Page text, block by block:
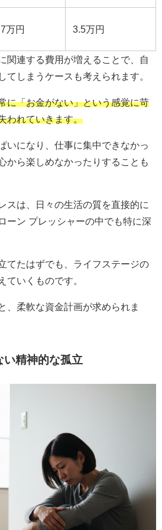
7万円 3.5万円
関連する費用が増えることで、自
てしまうケースも考えられます。
に「お金がない」という感覚に苛
われていきます。
いになり、仕事に集中できなかっ
から楽しめなかったりすることも
スは、日々の生活の質を直接的に
ーン プレッシャーの中でも特に深
てたはずでも、ライフステージの
ていくものです。
、柔軟な資金計画が求められま
い精神的な孤立